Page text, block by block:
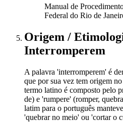
Manual de
Federal do Rio de
Origem /
Interromperem
A palavra 'interromperem' é
que por sua vez tem origem
termo latino é composto pelo
de) e 'rumpere' (romper,
latim para o português
'quebrar no meio' ou 'cortar o